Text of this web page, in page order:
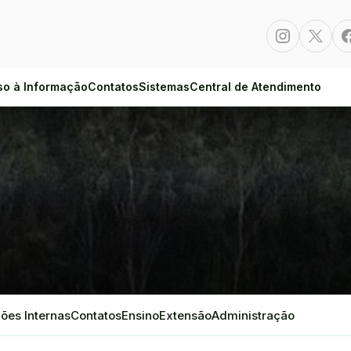
Instagram
à InformaçãoContatosSistemasCentral de Atendimento
InternasContatosEnsinoExtensãoAdministração